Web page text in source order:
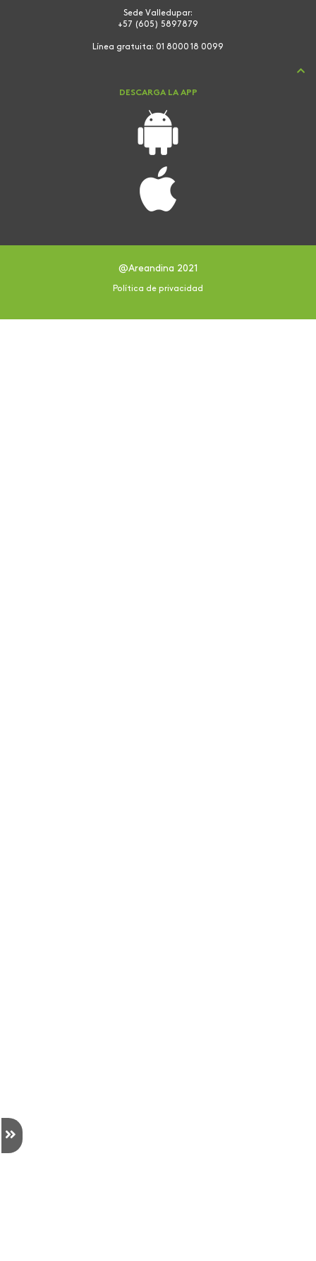
Sede Valledupar:
+57 (605) 5897879
Línea gratuita: 01 8000 18 0099
DESCARGA LA APP
@Areandina 2021
Política de privacidad